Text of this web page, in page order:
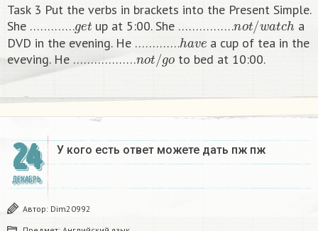
Task 3 Put the verbs in brackets into the Present Simple.
She ………….ge tup at 5:00. She …………….not/watcha
DVD in the evening. He ………….have a cup of tea in the
eveving. He ………………not/go to bed at 10:00. ​
24
ДЕКАБРЬ
У кого есть ответ можете дать пж пж ​
Автор: Dim20992